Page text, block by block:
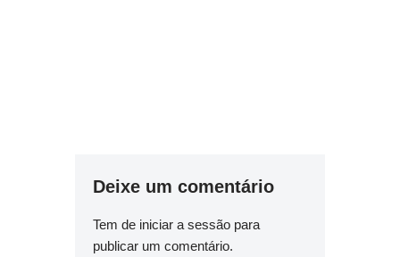
Deixe um comentário
Tem de iniciar a sessão para
publicar um comentário.